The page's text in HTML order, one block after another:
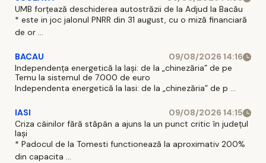
UMB forțează deschiderea autostrăzii de la Adjud la Bacău
* este in joc jalonul PNRR din 31 august, cu o miză financiară
de or ...
BACAU
09/08/2026 14:16
Independența energetică la Iași: de la „chinezăria” de pe
Temu la sistemul de 7.000 de euro
Independenta energetică la Iasi: de la „chinezăria” de p ...
IASI
09/08/2026 14:15
Criza câinilor fără stăpân a ajuns la un punct critic în județul
Iași
* Padocul de la Tomesti functionează la aproximativ 200%
din capacita ...